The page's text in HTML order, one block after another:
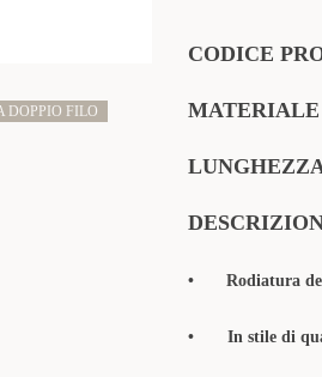
DOPPIO FILO
CODICE
MATERIALE
• Rodiatura
• In stile di